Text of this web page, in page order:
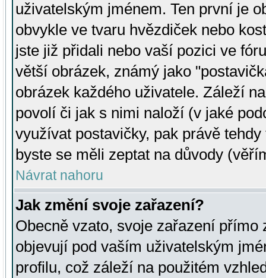
uživatelským jménem. Ten první je
obvykle ve tvaru hvězdiček nebo
jste již přidali nebo vaší pozici ve
větší obrázek, známý jako
obrázek každého uživatele. Záleží
povolí či jak s nimi naloží (v jaké
využívat postavičky, pak právě
byste se měli zeptat na důvody
Návrat nahoru
Jak změní svoje zařazení?
Obecně vzato, svoje zařazení přímo
objevují pod vaším uživatelským
profilu, což záleží na použitém